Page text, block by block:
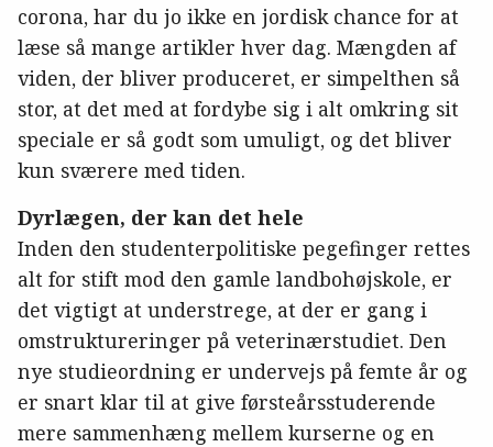
corona, har du jo ikke en jordisk chance for at
læse så mange artikler hver dag. Mængden af
viden, der bliver produceret, er simpelthen så
stor, at det med at fordybe sig i alt omkring sit
speciale er så godt som umuligt, og det bliver
kun sværere med tiden.
Dyrlægen, der kan det hele
Inden den studenterpolitiske pegefinger rettes
alt for stift mod den gamle landbohøjskole, er
det vigtigt at understrege, at der er gang i
omstruktureringer på veterinærstudiet. Den
nye studieordning er undervejs på femte år og
er snart klar til at give førsteårsstuderende
mere sammenhæng mellem kurserne og en